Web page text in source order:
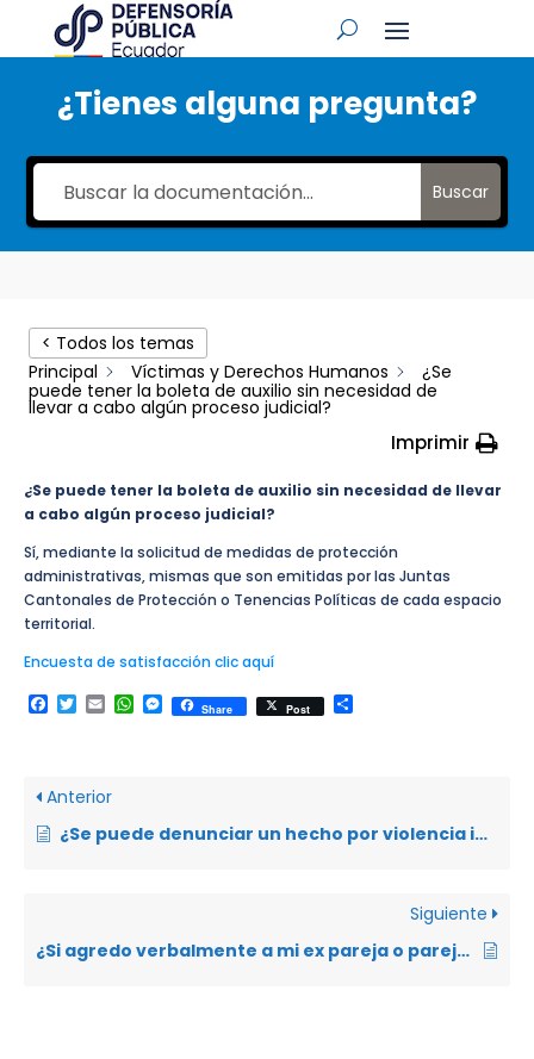
¿Tienes alguna pregunta?
Buscar
< Todos los temas
Principal
Víctimas y Derechos Humanos
¿Se
puede tener la boleta de auxilio sin necesidad de
llevar a cabo algún proceso judicial?
Imprimir
¿Se puede tener la boleta de auxilio sin necesidad de llevar
a cabo algún proceso judicial?
Sí, mediante la solicitud de medidas de protección
administrativas, mismas que son emitidas por las Juntas
Cantonales de Protección o Tenencias Políticas de cada espacio
territorial.
Encuesta de satisfacción clic aquí
Facebook
Twitter
EmailWhatsApp
Messenger
Share Post
Anterior
¿Se puede denunciar un hecho por violencia intrafamiliar en las Tenencias Políticas o Juntas Cantonales de Protección de Derechos?
Siguiente
¿Si agredo verbalmente a mi ex pareja o pareja puedo ser sancionado?